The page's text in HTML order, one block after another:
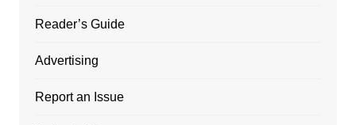
Reader’s Guide
Advertising
Report an Issue